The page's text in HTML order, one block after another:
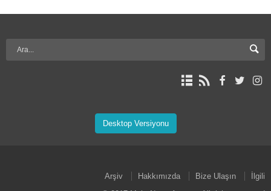
Desktop Versiyonu
Arşiv Hakkımızda Bize Ulaşın
İlgili